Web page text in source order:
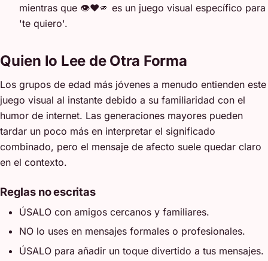
mientras que 👁️❤️🫵 es un juego visual específico para
'te quiero'.
Quien lo Lee de Otra Forma
Los grupos de edad más jóvenes a menudo entienden este
juego visual al instante debido a su familiaridad con el
humor de internet. Las generaciones mayores pueden
tardar un poco más en interpretar el significado
combinado, pero el mensaje de afecto suele quedar claro
en el contexto.
Reglas no escritas
ÚSALO con amigos cercanos y familiares.
NO lo uses en mensajes formales o profesionales.
ÚSALO para añadir un toque divertido a tus mensajes.